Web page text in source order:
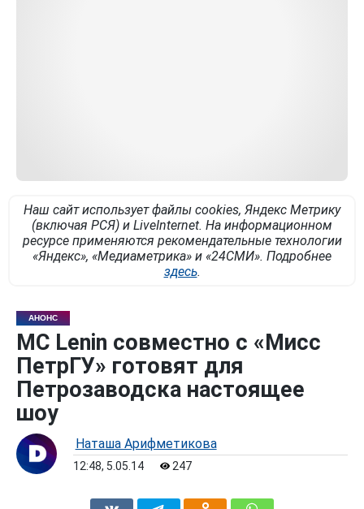
Наш сайт использует файлы cookies, Яндекс Метрику
(включая РСЯ) и LiveInternet. На информационном
ресурсе применяются рекомендательные технологии
«Яндекс», «Медиаметрика» и «24СМИ». Подробнее
здесь.
АНОНС
MC Lenin совместно с «Мисс
ПетрГУ» готовят для
Петрозаводска настоящее
шоу
Наташа Арифметикова
12:48, 5.05.14 247